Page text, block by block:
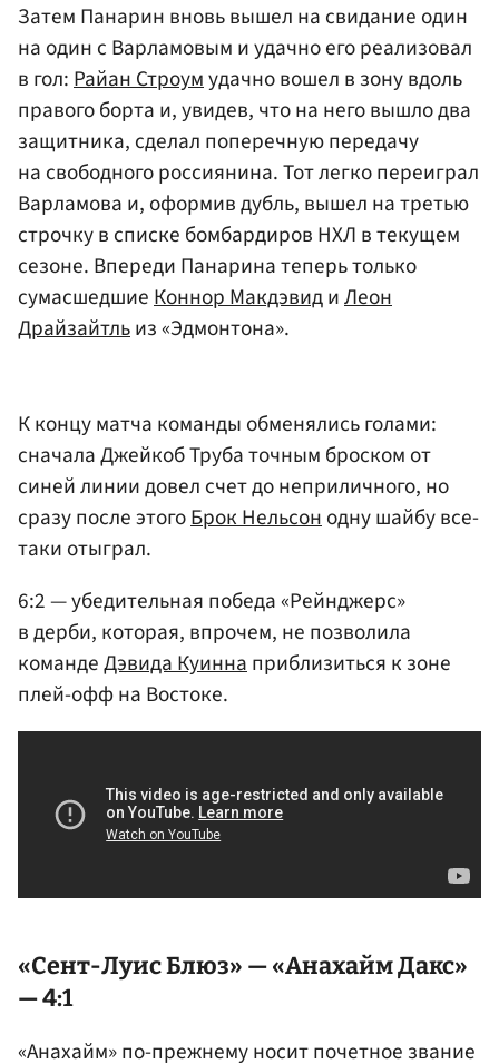
Затем Панарин вновь вышел на свидание один
на один с Варламовым и удачно его реализовал
в гол:Райан Строумудачно вошел в зону вдоль
правого борта и, увидев, что на него вышло два
защитника, сделал поперечную передачу
на свободного россиянина. Тот легко переиграл
Варламова и, оформив дубль, вышел на третью
строчку в списке бомбардиров НХЛ в текущем
сезоне. Впереди Панарина теперь только
сумасшедшиеКоннор МакдэвидиЛеон
Драйзайтльиз «Эдмонтона».
К концу матча команды обменялись голами:
сначала Джейкоб Труба точным броском от
синей линии довел счет до неприличного, но
сразу после этогоБрок Нельсонодну шайбу все-
таки отыграл.
6:2 — убедительная победа «Рейнджерс»
в дерби, которая, впрочем, не позволила
командеДэвида Куиннаприблизиться к зоне
плей-офф на Востоке.
«Сент-Луис Блюз» — «Анахайм Дакс»
— 4:1
«Анахайм» по-прежнему носит почетное звание